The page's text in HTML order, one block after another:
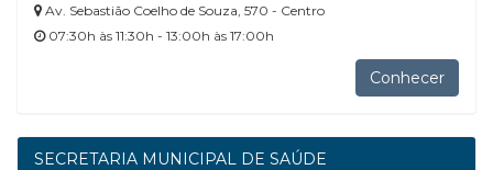
Av. Sebastião Coelho de Souza, 570 - Centro
07:30h às 11:30h - 13:00h às 17:00h
Conhecer
SECRETARIA MUNICIPAL DE SAÚDE